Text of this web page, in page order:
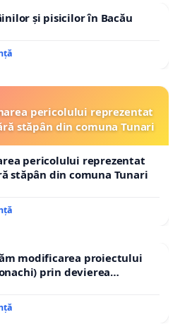
și pisicilor în Bacău
pericolului reprezentat
stăpân din comuna Tunari
pericolului reprezentat
stăpân din comuna Tunari
modificarea proiectului
prin devierea